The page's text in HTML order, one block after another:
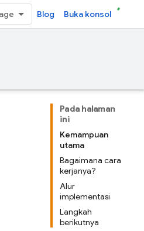
Blog Buka konsol
Pada halaman
ini
Kemampuan
utama
Bagaimana cara
kerjanya?
Alur
implementasi
Langkah
berikutnya